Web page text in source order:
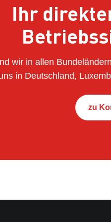
Ihr
wir in allen
in Deutschland,
zu